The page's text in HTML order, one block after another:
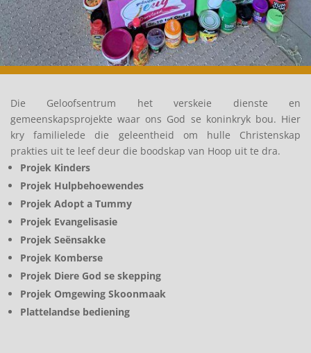
Die Geloofsentrum het verskeie dienste en
gemeenskapsprojekte waar ons God se koninkryk bou. Hier
kry familielede die geleentheid om hulle Christenskap
prakties uit te leef deur die boodskap van Hoop uit te dra.
Projek Kinders
Projek Hulpbehoewendes
Projek Adopt a Tummy
Projek Evangelisasie
Projek Seënsakke
Projek Komberse
Projek Diere God se skepping
Projek Omgewing Skoonmaak
Plattelandse bediening